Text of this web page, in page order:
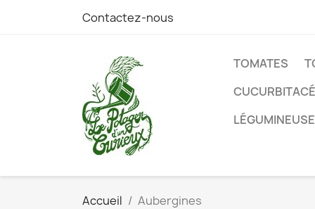
Contactez-nous
TOMATES
Accueil Aubergines